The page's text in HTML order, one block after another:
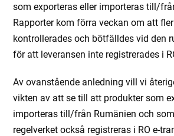
som exporteras eller importeras till/
Rapporter kom förra veckan om att
kontrollerades och bötfälldes vid den
för att leveransen inte registrerades i
Av ovanstående anledning vill vi
vikten av att se till att produkter som
importeras till/från Rumänien och
regelverket också registreras i RO e-